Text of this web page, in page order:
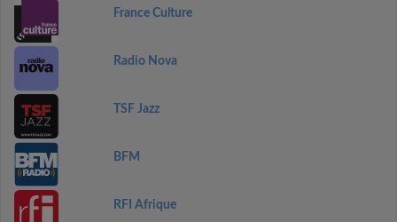
France Culture
Radio Nova
TSF Jazz
BFM
RFI Afrique